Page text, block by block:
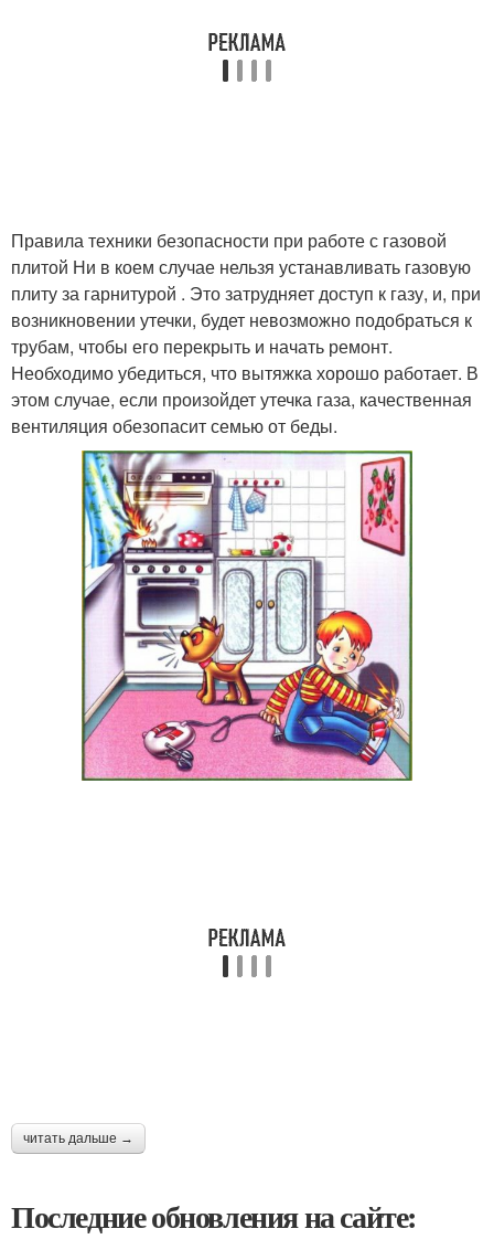
Правила техники безопасности при работе с газовой
плитой Ни в коем случае нельзя устанавливать газовую
плиту за гарнитурой . Это затрудняет доступ к газу, и, при
возникновении утечки, будет невозможно подобраться к
трубам, чтобы его перекрыть и начать ремонт.
Необходимо убедиться, что вытяжка хорошо работает. В
этом случае, если произойдет утечка газа, качественная
вентиляция обезопасит семью от беды.
читать дальше →
Последние обновления на сайте: